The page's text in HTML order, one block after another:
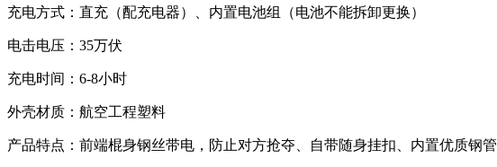
充电方式：直充（配充电器）、内置电池组（电池不能拆卸更换）
电击电压：35万伏
充电时间：6-8小时
外壳材质：航空工程塑料
产品特点：前端棍身钢丝带电，防止对方抢夺、自带随身挂扣、内置优质钢管